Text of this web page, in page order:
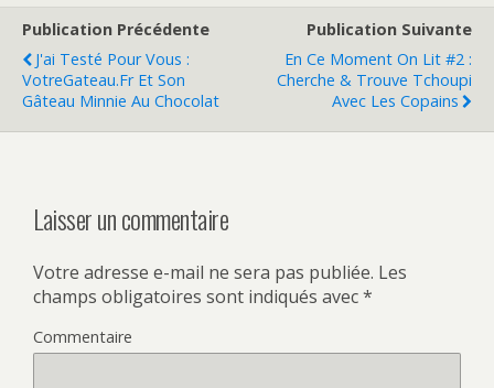
Publication Précédente
J'ai Testé Pour Vous :
VotreGateau.fr Et Son
Gâteau Minnie Au Chocolat
Publication Suivante
En Ce Moment On Lit #2 :
Cherche & Trouve Tchoupi
Avec Les Copains
Laisser un commentaire
Votre adresse e-mail ne sera pas publiée. Les
champs obligatoires sont indiqués avec*
Commentaire